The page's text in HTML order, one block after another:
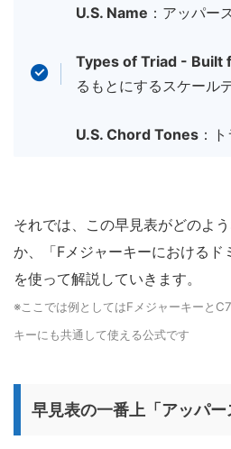
U.S. Name ：アッパー
Types of Triad - Built
るもとにするスケール
U.S. Chord Tones：ト
それでは、この早見表がどのよ
か、「Fメジャーキーにおけるド
を使って解説していきます。
※ここでは例としてはFメジャーキーと
キーにも共通して使える公式です
早見表の一番上「アッパー